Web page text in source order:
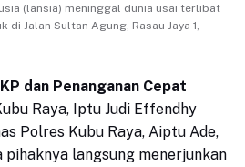
(lansia) meninggal dunia usai terlibat
Jalan Sultan Agung, Rasau Jaya 1,
dan Penanganan Cepat
Raya, Iptu Judi Effendhy
Polres Kubu Raya, Aiptu Ade,
pihaknya langsung menerjunkan